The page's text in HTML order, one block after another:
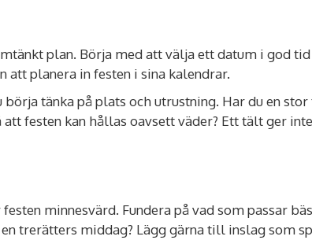
plan. Börja med att välja ett datum i god
att planera in festen i sina kalendrar.
tänka på plats och utrustning. Har du en
festen kan hållas oavsett väder? Ett tält ger
minnesvärd. Fundera på vad som passar
trerätters middag? Lägg gärna till inslag som